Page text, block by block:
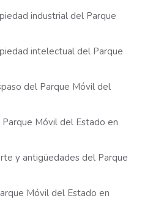
industrial del Parque
intelectual del Parque
del Parque Móvil del
Móvil del Estado en
y antigüedades del Parque
Móvil del Estado en